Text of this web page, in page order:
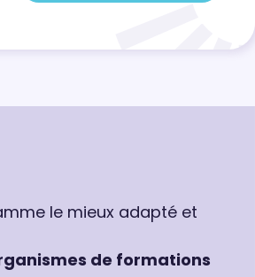
le mieux adapté et
de formations